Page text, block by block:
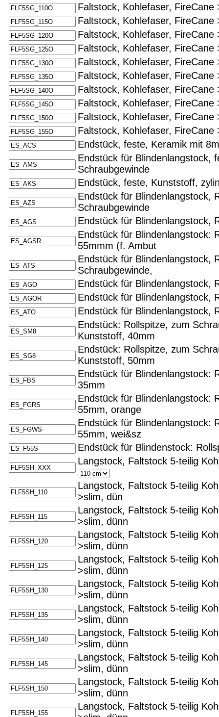
Faltstock, Kohlefaser,
Faltstock, Kohlefaser,
Faltstock, Kohlefaser,
Faltstock, Kohlefaser,
Faltstock, Kohlefaser,
Faltstock, Kohlefaser,
Faltstock, Kohlefaser,
Faltstock, Kohlefaser,
Faltstock, Kohlefaser,
Faltstock, Kohlefaser,
Endstück, feste, Keramik mit
Endstück für Blindenlangstock,
Schraubgewinde
Endstück, feste, Kunststoff,
Endstück für Blindenlangstock,
Schraubgewinde
Endstück für Blindenlangstock,
Endstück für Blindenlangstock:
55mmm (f. Ambut
Endstück für Blindenlangstock,
Schraubgewinde,
Endstück für Blindenlangstock,
Endstück für Blindenlangstock,
Endstück für Blindenlangstock,
Endstück: Rollspitze, zum
Kunststoff, 40mm
Endstück: Rollspitze, zum
Kunststoff, 50mm
Endstück für Blindenlangstock:
35mm
Endstück für Blindenlangstock:
55mm, orange
Endstück für Blindenlangstock:
55mm, wei&sz
Endstück für Blindenstock:
Langstock, Faltstock 5-teilig
Langstock, Faltstock 5-teilig
>slim, dün
Langstock, Faltstock 5-teilig
>slim, dünn
Langstock, Faltstock 5-teilig
>slim, dünn
Langstock, Faltstock 5-teilig
>slim, dünn
Langstock, Faltstock 5-teilig
>slim, dünn
Langstock, Faltstock 5-teilig
>slim, dünn
Langstock, Faltstock 5-teilig
>slim, dünn
Langstock, Faltstock 5-teilig
>slim, dünn
Langstock, Faltstock 5-teilig
>slim, dünn
Langstock, Faltstock 5-teilig